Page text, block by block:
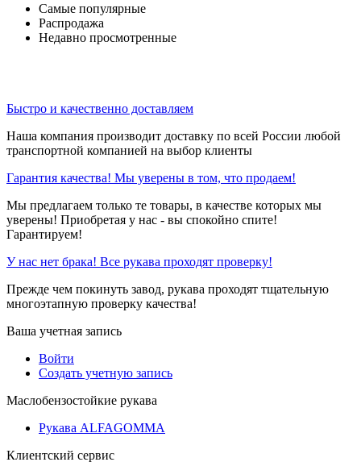
Самые популярные
Распродажа
Недавно просмотренные
Быстро и качественно доставляем
Наша компания производит доставку по всей России любой
транспортной компанией на выбор клиенты
Гарантия качества! Мы уверены в том, что продаем!
Мы предлагаем только те товары, в качестве которых мы
уверены! Приобретая у нас - вы спокойно спите!
Гарантируем!
У нас нет брака! Все рукава проходят проверку!
Прежде чем покинуть завод, рукава проходят тщательную
многоэтапную проверку качества!
Ваша учетная запись
Войти
Создать учетную запись
Маслобензостойкие рукава
Рукава ALFAGOMMA
Клиентский сервис